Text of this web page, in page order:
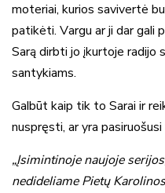
moteriai, kurios savivertė
patikėti. Vargu ar ji dar gali
Sarą dirbti jo įkurtoje
santykiams.
Galbūt kaip tik to Sarai ir
nuspręsti, ar yra
„Įsimintinoje naujoje
nedideliame Pietų